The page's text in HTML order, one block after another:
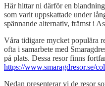
Här hittar ni därför en
som varit uppskattade under
spännande alternativ, främst i
Våra tidigare mycket populära
ofta i samarbete med
på plats. Dessa resor finns
https://www.smaragdresor.se/
Nedan presenterar vi de resor